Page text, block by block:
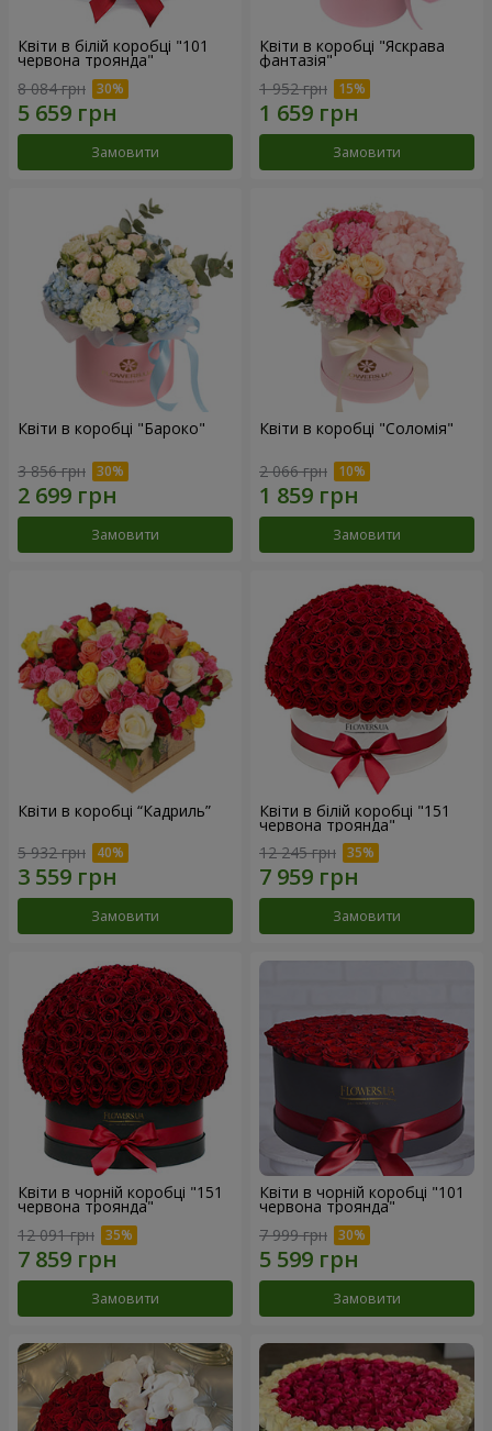
Квіти в білій коробці "101
червона троянда"
8 084 грн
Замовити
Квіти в коробці "Яскрава
фантазія"
1 952 грн
Замовити
Квіти в коробці "Бароко"
3 856 грн
Замовити
Квіти в коробці "Соломія"
2 066 грн
Замовити
Квіти в коробці “Кадриль”
5 932 грн
Замовити
Квіти в білій коробці "151
червона троянда"
12 245 грн
Замовити
Квіти в чорній коробці "151
червона троянда"
12 091 грн
Замовити
Квіти в чорній коробці "101
червона троянда"
7 999 грн
Замовити